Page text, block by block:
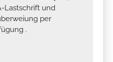
Lastschrift und
per
.